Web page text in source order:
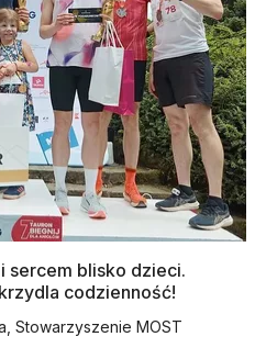
sercem blisko dzieci.
codzienność!
Stowarzyszenie MOST